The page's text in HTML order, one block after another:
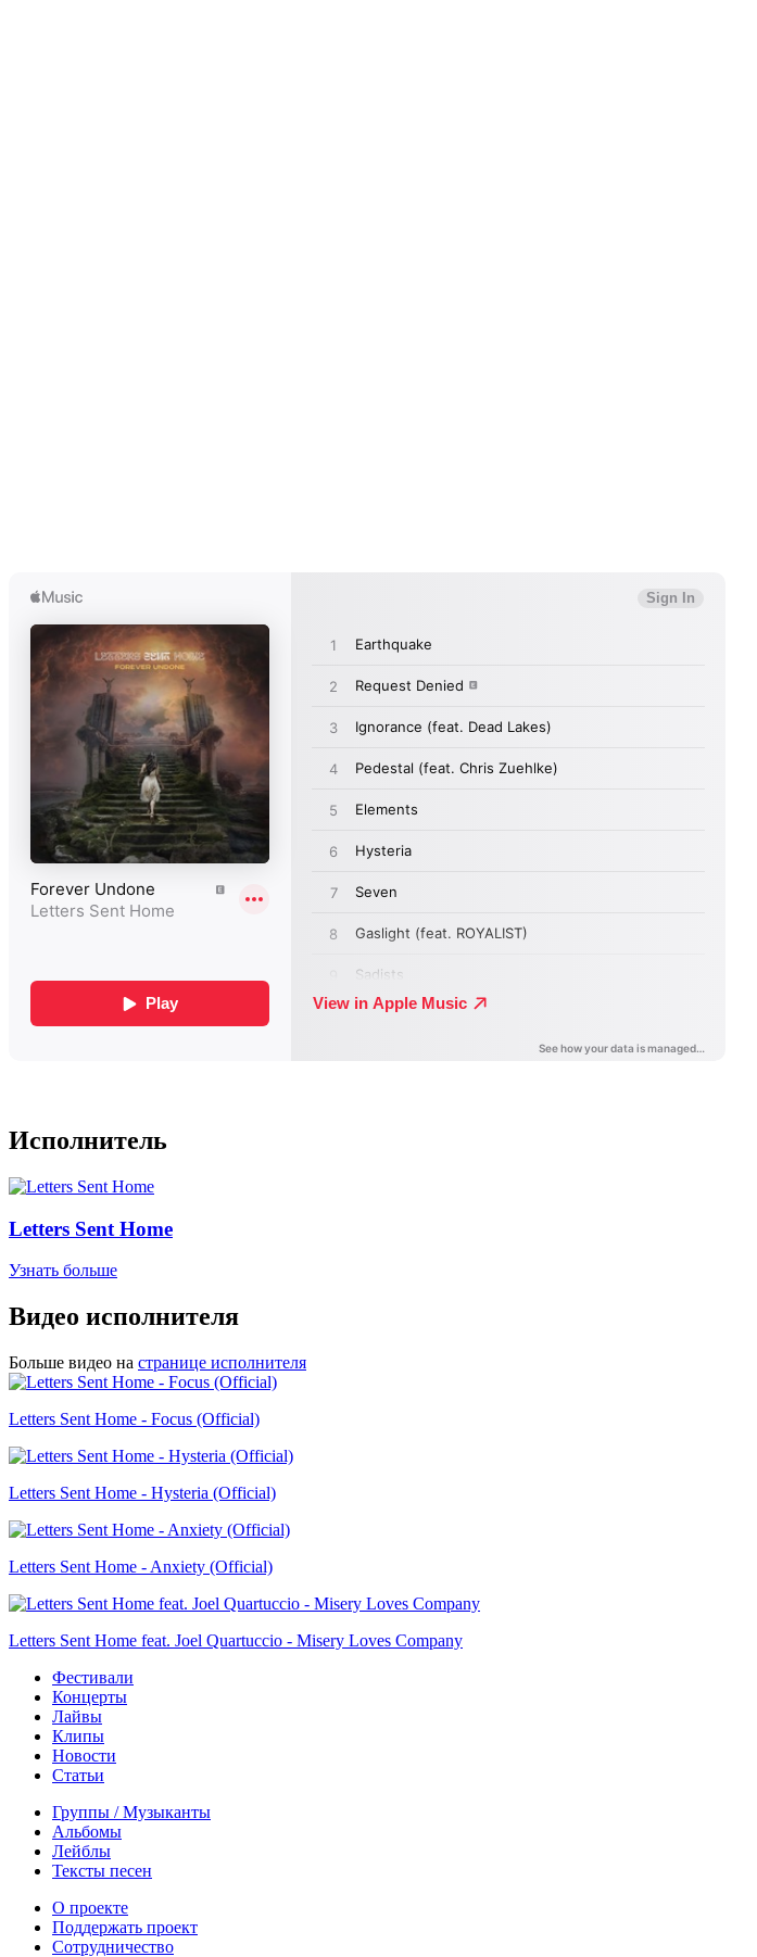
Исполнитель
Letters Sent Home
Узнать больше
Видео исполнителя
Больше видео на странице исполнителя
Letters Sent Home - Focus (Official)
Letters Sent Home - Hysteria (Official)
Letters Sent Home - Anxiety (Official)
Letters Sent Home feat. Joel Quartuccio - Misery Loves Company
Фестивали
Концерты
Лайвы
Клипы
Новости
Статьи
Группы / Музыканты
Альбомы
Лейблы
Тексты песен
О проекте
Поддержать проект
Сотрудничество